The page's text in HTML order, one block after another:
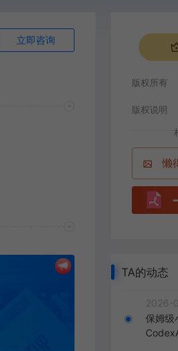
立即咨询
版权所有
版权说明
懒
TA的动态
2026-
保姆级